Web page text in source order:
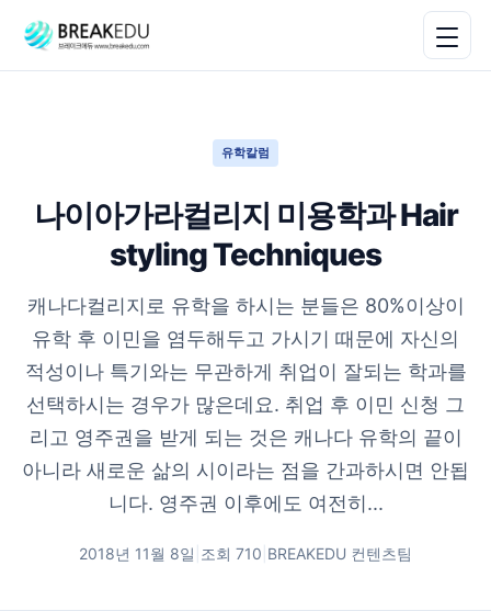
유학칼럼
나이아가라컬리지 미용학과 Hair
styling Techniques
캐나다컬리지로 유학을 하시는 분들은 80%이상이
유학 후 이민을 염두해두고 가시기 때문에 자신의
적성이나 특기와는 무관하게 취업이 잘되는 학과를
선택하시는 경우가 많은데요. 취업 후 이민 신청 그
리고 영주권을 받게 되는 것은 캐나다 유학의 끝이
아니라 새로운 삶의 시이라는 점을 간과하시면 안됩
니다. 영주권 이후에도 여전히...
2018년 11월 8일 조회 710 BREAKEDU 컨텐츠팀